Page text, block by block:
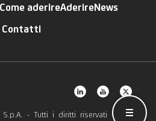
Come aderireAderireNews
Contatti
- Tutti i diritti riservati -